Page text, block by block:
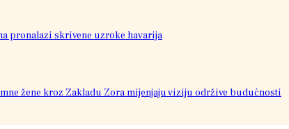
pronalazi skrivene uzroke havarija
žene kroz Zakladu Zora mijenjaju viziju održive budućnosti